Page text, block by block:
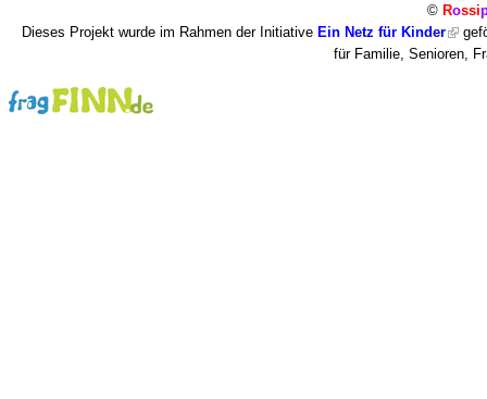
© Rossi
Dieses Projekt wurde im Rahmen der Initiative Ein Netz für Kinder
für Familie, Senioren,